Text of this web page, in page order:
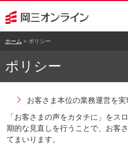
ホーム ポリシー
ポリシー
お客さま本位の業務運営を
「お客さまの声をカタチに」をス
期的な見直しを行うことで、お客
てまいります。